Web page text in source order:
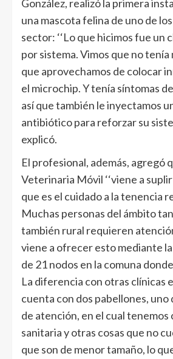
González, realizó la primera
una mascota felina de uno de
sector: ‘‘Lo que hicimos fue un
por sistema. Vimos que no tenía
que aprovechamos de colocar
el microchip. Y tenía síntomas
así que también le inyectamos
antibiótico para reforzar su
explicó.
El profesional, además, agregó
Veterinaria Móvil ‘‘viene a
que es el cuidado a la tenencia
Muchas personas del ámbito
también rural requieren
viene a ofrecer esto mediante
de 21 nodos en la comuna
La diferencia con otras clínicas
cuenta con dos pabellones, uno
de atención, en el cual tenemos
sanitaria y otras cosas que no
que son de menor tamaño, lo